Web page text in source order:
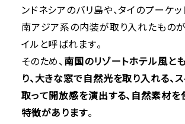
ンドネシアのバリ島や、タイのプーケッ
南アジア系の内装が取り入れたもの
イルと呼ばれます。
そのため、 南国のリゾートホテル風と
り、大きな窓で自然光を取り入れる、
取って開放感を演出する、自然素材を
特徴があります。